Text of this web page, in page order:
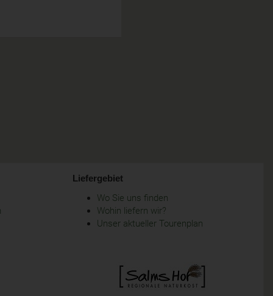
Liefergebiet
Wo Sie uns finden
Wohin liefern wir?
Unser aktueller Tourenplan